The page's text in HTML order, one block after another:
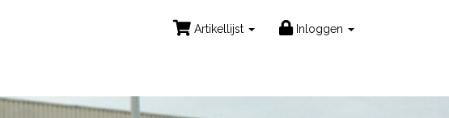
Artikellijst Inloggen